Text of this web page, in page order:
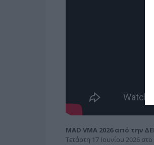
MAD VMA 2026 από την
Τετάρτη 17 Ιουνίου 2026